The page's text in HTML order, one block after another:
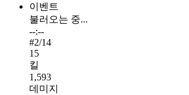
이벤트
불러오는 중...
--:--
#2/14
15
킬
1,593
데미지